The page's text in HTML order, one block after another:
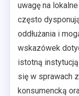
uwagę na
często
oddłużania i
wskazówek
istotną
się w sprawach
konsumencką